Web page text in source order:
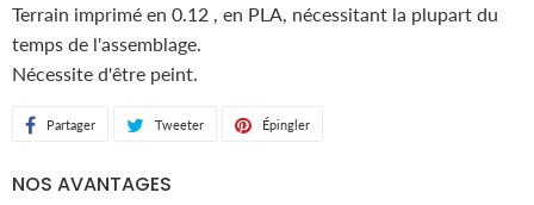
Terrain imprimé en 0.12 , en PLA, nécessitant la plupart du
temps de l'assemblage.
Nécessite d'être peint.
Partager Partager
Facebook
Tweeter TweeterÉpingler
NOS AVANTAGES